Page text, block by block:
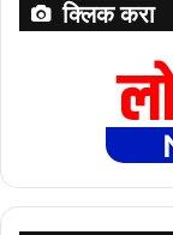
क्लिक करा